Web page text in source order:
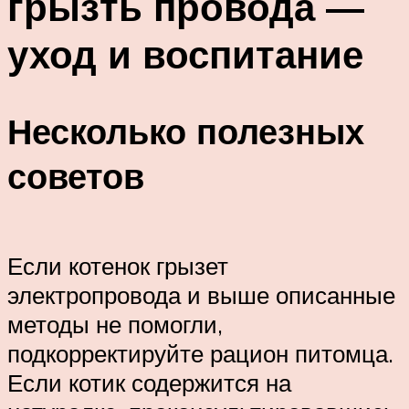
уход и воспитание
Несколько полезных
советов
Если котенок грызет
электропровода и выше описанные
методы не помогли,
подкорректируйте рацион питомца.
Если котик содержится на